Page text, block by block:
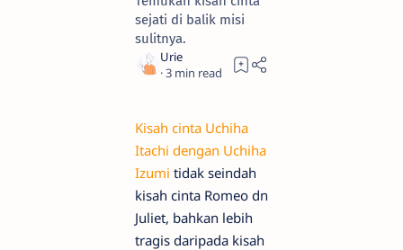
sejati di balik misi
sulitnya.
3
Kisah cinta Uchiha
Itachi dengan Uchiha
Izumi tidak seindah
kisah cinta Romeo dn
Juliet, bahkan lebih
tragis daripada kisah